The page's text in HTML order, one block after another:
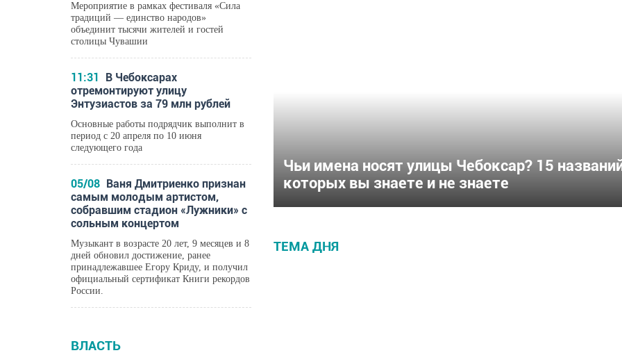
Мероприятие в рамках фестиваля «Сила
традиций — единство народов»
объединит тысячи жителей и гостей
столицы Чувашии
11:31
В Чебоксарах
отремонтируют улицу
Энтузиастов за 79 млн рублей
Основные работы подрядчик выполнит в
период с 20 апреля по 10 июня
следующего года
05/08
Ваня Дмитриенко признан
самым молодым артистом,
собравшим стадион «Лужники» с
сольным концертом
Музыкант в возрасте 20 лет, 9 месяцев и 8
дней обновил достижение, ранее
принадлежавшее Егору Криду, и получил
официальный сертификат Книги рекордов
России.
ВЛАСТЬ
Чьи имена носят улицы Чебоксар? 15
которых вы знаете и не знаете
ТЕМА ДНЯ